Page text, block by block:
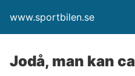
www.sportbilen.se
Jodå, man kan